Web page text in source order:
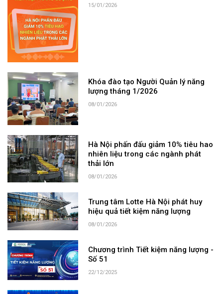
15/01/2026
Khóa đào tạo Người Quản lý năng
lượng tháng 1/2026
08/01/2026
Hà Nội phấn đấu giảm 10% tiêu hao
nhiên liệu trong các ngành phát
thải lớn
08/01/2026
Trung tâm Lotte Hà Nội phát huy
hiệu quả tiết kiệm năng lượng
08/01/2026
Chương trình Tiết kiệm năng lượng -
Số 51
22/12/2025